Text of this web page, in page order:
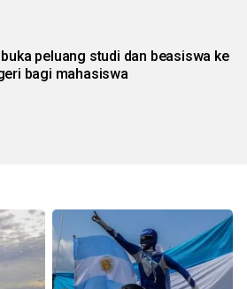
peluang studi dan beasiswa ke
bagi mahasiswa